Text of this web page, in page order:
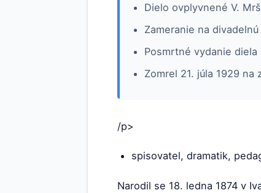
Dielo ovplyvnené V.
Zameranie na
Posmrtné vydanie
Zomrel 21. júla 1929 na
/p>
spisovatel, dramatik,
Narodil se 18. ledna 1874 v